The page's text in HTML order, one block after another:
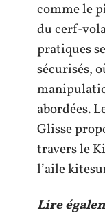
comme le
du cerf-
pratiques
sécurisés,
abordées.
Glisse
travers le
l’aile
Lire